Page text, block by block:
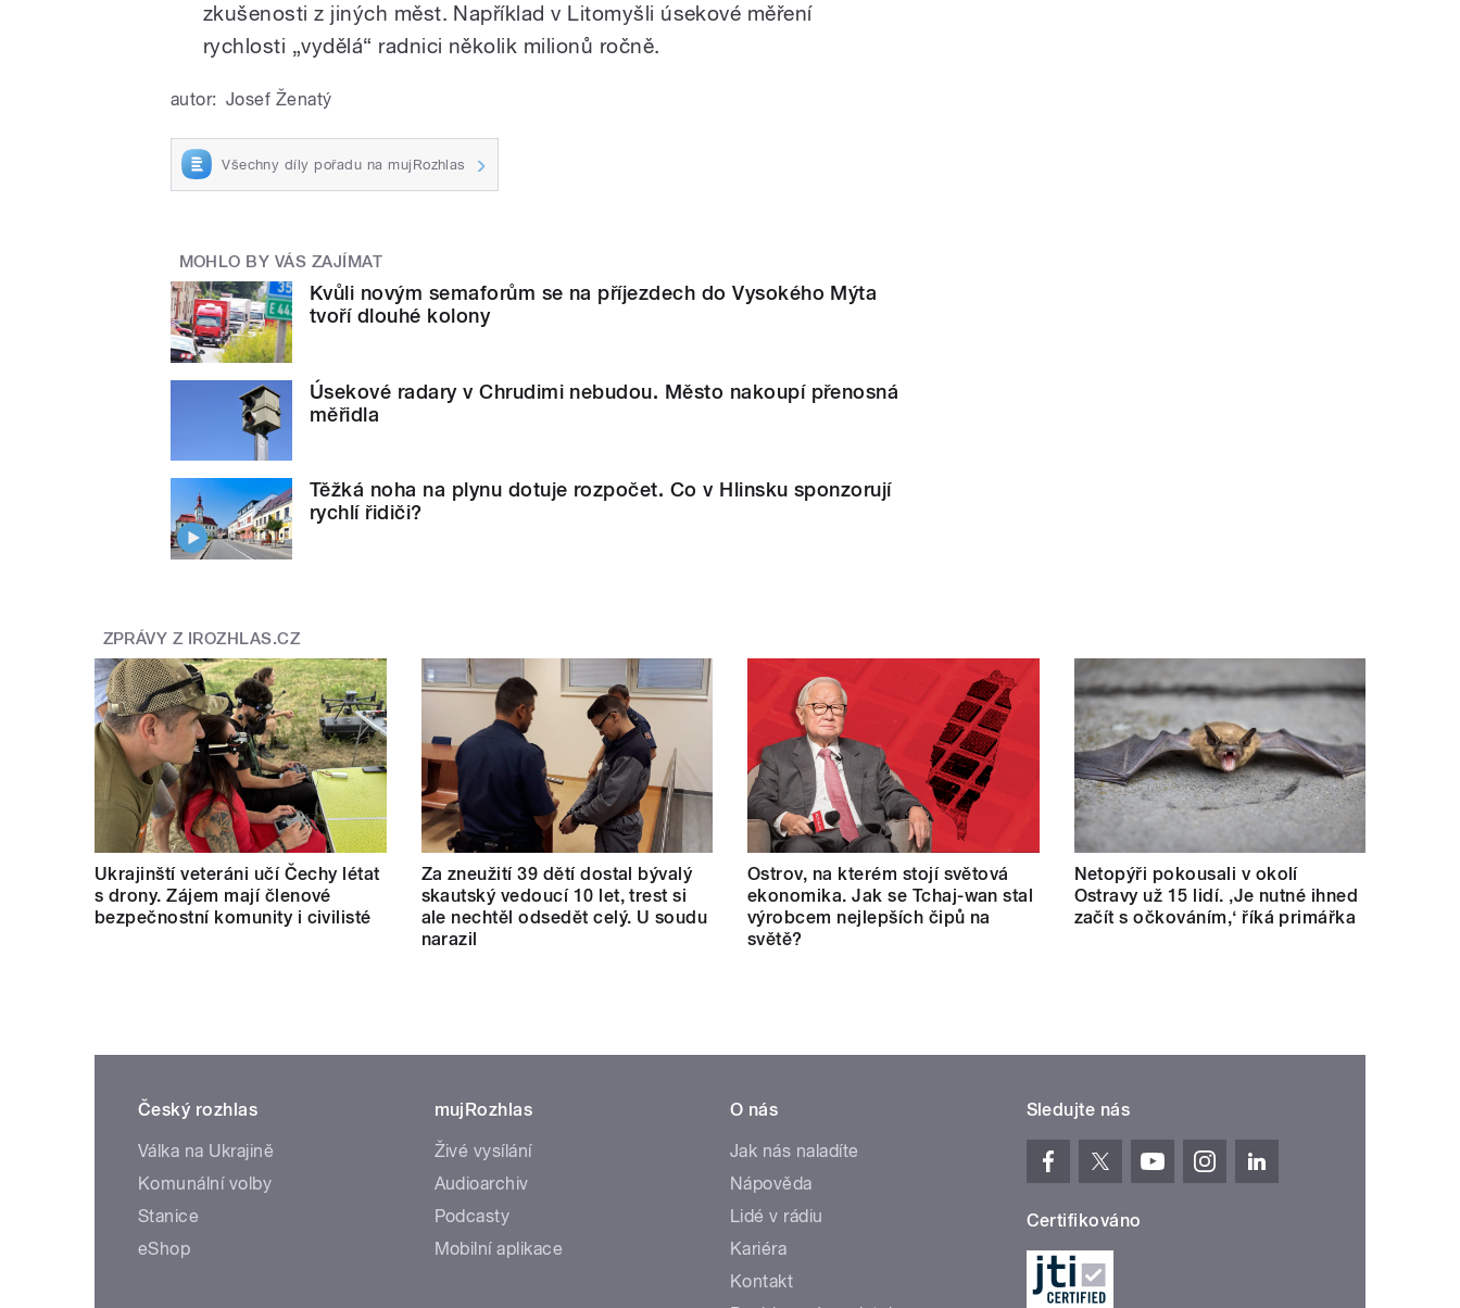
zkušenosti z jiných měst. Například v Litomyšli úsekové měření
rychlosti „vydělá“ radnici několik milionů ročně.
autor: Josef Ženatý
Všechny díly pořadu na mujRozhlas
MOHLO BY VÁS ZAJÍMAT
Kvůli novým semaforům se na příjezdech do Vysokého Mýta
tvoří dlouhé kolony
Úsekové radary v Chrudimi nebudou. Město nakoupí přenosná
měřidla
Těžká noha na plynu dotuje rozpočet. Co v Hlinsku sponzorují
rychlí řidiči?
ZPRÁVY Z IROZHLAS.CZ
Ukrajinští veteráni učí Čechy létat
s drony. Zájem mají členové
bezpečnostní komunity i civilisté
Za zneužití 39 dětí dostal bývalý
skautský vedoucí 10 let, trest si
ale nechtěl odsedět celý. U soudu
narazil
Ostrov, na kterém stojí světová
ekonomika. Jak se Tchaj-wan stal
výrobcem nejlepších čipů na
světě?
Netopýři pokousali v okolí
Ostravy už 15 lidí. ‚Je nutné ihned
začít s očkováním,‘ říká primářka
Český rozhlas
Válka na Ukrajině
Komunální volby
Stanice
eShop
mujRozhlas
Živé vysílání
Audioarchiv
Podcasty
Mobilní aplikace
O nás
Jak nás naladíte
Nápověda
Lidé v rádiu
Kariéra
Kontakt
Sledujte nás
Certifikováno